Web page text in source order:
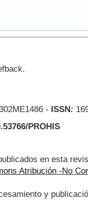
- ISSN:
PROHIS
en esta
Atribución -No
y